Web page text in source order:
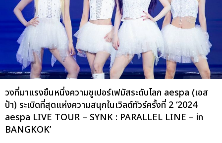
วงที่มาแรงยืนหนึ่งความซูเปอร์เฟมัสระดับโลก aespa (เอส
ป้า) ระเบิดที่สุดแห่งความสนุกในเวิลด์ทัวร์ครั้งที่ 2 ‘2024
aespa LIVE TOUR – SYNK : PARALLEL LINE – in
BANGKOK’